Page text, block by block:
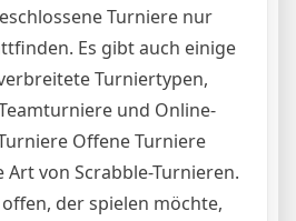
Turniere nur
Es gibt auch einige
Turniertypen,
und Online-
Offene Turniere
von Scrabble-Turnieren.
der spielen möchte,